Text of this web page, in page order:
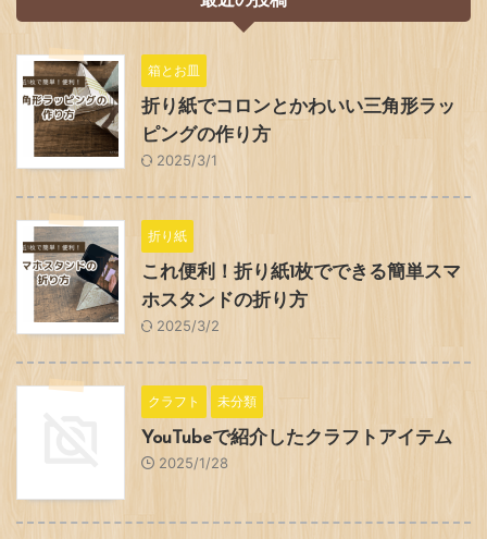
箱とお皿
折り紙でコロンとかわいい三角形ラッ
ピングの作り方
2025/3/1
折り紙
これ便利！折り紙1枚でできる簡単スマ
ホスタンドの折り方
2025/3/2
クラフト 未分類
YouTubeで紹介したクラフトアイテム
2025/1/28